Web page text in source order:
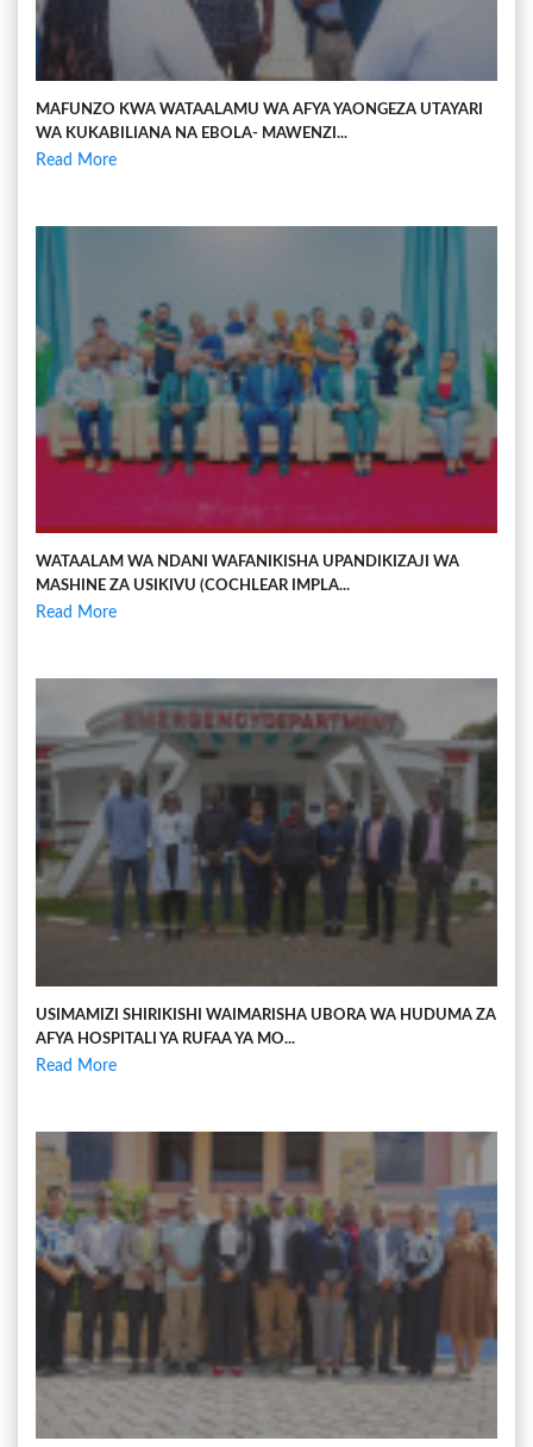
MAFUNZO KWA WATAALAMU WA AFYA YAONGEZA UTAYARI
WA KUKABILIANA NA EBOLA- MAWENZI...
Read More
WATAALAM WA NDANI WAFANIKISHA UPANDIKIZAJI WA
MASHINE ZA USIKIVU (COCHLEAR IMPLA...
Read More
USIMAMIZI SHIRIKISHI WAIMARISHA UBORA WA HUDUMA ZA
AFYA HOSPITALI YA RUFAA YA MO...
Read More